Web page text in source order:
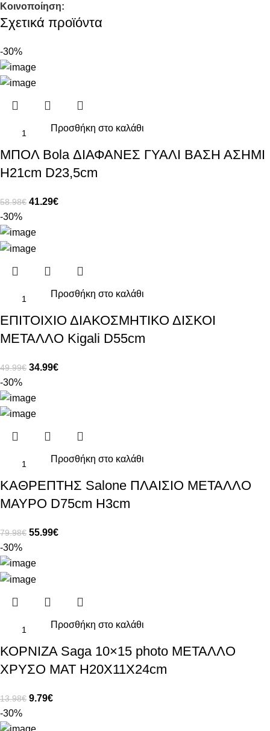
Κοινοποίηση:
Σχετικά προϊόντα
-30%
Προσθήκη στο καλάθι
ΜΠΟΛ Bola ΔΙΑΦΑΝΕΣ ΓΥΑΛΙ ΒΑΣΗ ΑΣΗΜΙ
H21cm D23,5cm
58.98€ 41.29€
-30%
Προσθήκη στο καλάθι
ΕΠΙΤΟΙΧΙΟ ΔΙΑΚΟΣΜΗΤΙΚΟ ΔΙΣΚΟΙ
ΜΕΤΑΛΛΟ Kigali D55cm
49.99€ 34.99€
-30%
Προσθήκη στο καλάθι
ΚΑΘΡΕΠΤΗΣ Salone ΠΛΑΙΣΙΟ ΜΕΤΑΛΛΟ
ΜΑΥΡΟ D75cm H3cm
79.98€ 55.99€
-30%
Προσθήκη στο καλάθι
ΚΟΡΝΙΖΑ Saga 10×15 photo ΜΕΤΑΛΛΟ
ΧΡΥΣΟ ΜΑΤ H20Χ11Χ24cm
13.98€ 9.79€
-30%